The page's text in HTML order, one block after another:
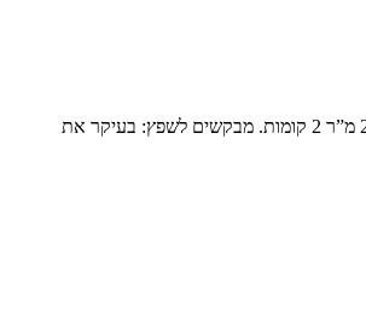
פנטהואז יוקרתי בנופים המשפחה: זוג שומרי מסורת עם ילד אחד בבית והשאר נשואים עם משפחות ומגיעים בסופי שבוע. הם עברו מבית גדול ביישוב באזור. שטח הדירה: כ-200 מ”ר 2 קומות. מבקשים לשפץ: בעיקר את